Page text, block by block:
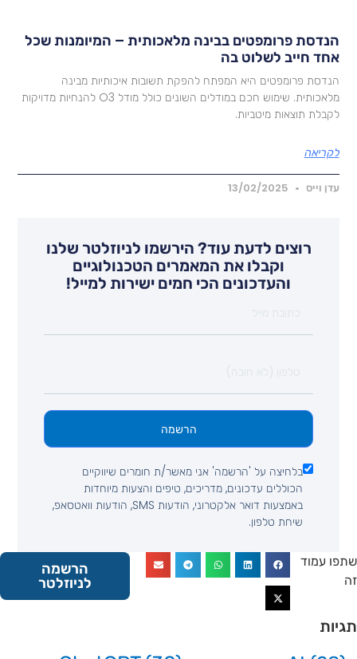
פרומפטים בבינה מלאכותית – המיומנות שכל
חייב לשלוט בה
פרומפטים היא המפתח להפקת תשובות איכותיות מבינה
מלאכותית. שימוש חכם במודלים השונים כולל מודל O3 להנחיות מדויקות
תוצאות מיטביות.
וייס 13/02/2025
רוצים לדעת עוד? הירשמו לניוזלטר שלנו
וקבלו את המאמרים הטכנולוגיים
והעדכונים הכי חמים ישירות למייל!
בלחיצה על 'הרשמה' אני מאשר/ת חומרים שיווקיים
הכוללים עדכונים, מדריכים, טיפים והצעות מיוחדות
באמצעות דואר אלקטרוני, הודעות SMS, הודעות וואטסאפ,
שיחת טלפון.
הרשמה
עמוד
הרשמה
לניוזלטר